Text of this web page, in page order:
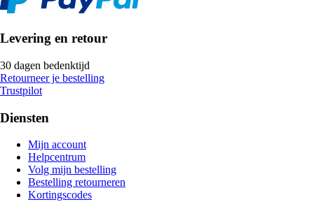
Levering en retour
30 dagen bedenktijd
Retourneer je bestelling
Trustpilot
Diensten
Mijn account
Helpcentrum
Volg mijn bestelling
Bestelling retourneren
Kortingscodes